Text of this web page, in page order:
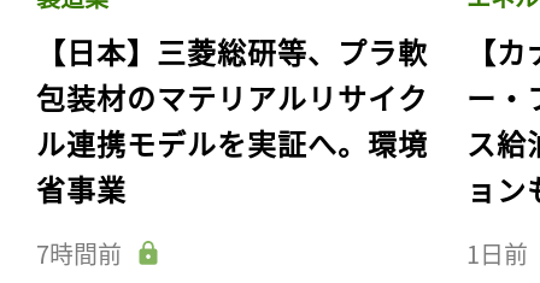
【日本】三菱総研等、プラ軟
包装材のマテリアルリサイク
ル連携モデルを実証へ。環境
省事業
7時間前
【
ー・
ス給
ョン
1日前